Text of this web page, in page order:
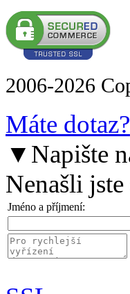
2006-2026
Máte dotaz?
▼ Napište
Nenašli
Jméno a příjmení: